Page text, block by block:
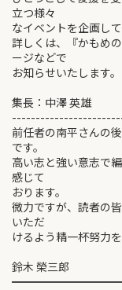
立つ様々
なイベントを企画し
詳しくは、『かもめ
ージなどで
お知らせいたします。
『かも
集長：中澤 英雄
前任者の南平さんの
です。
高い志と強い意志で
感じて
お
微力ですが、読者の
いただ
けるよう精一杯努力を
『かもめ
鈴木 榮三郎